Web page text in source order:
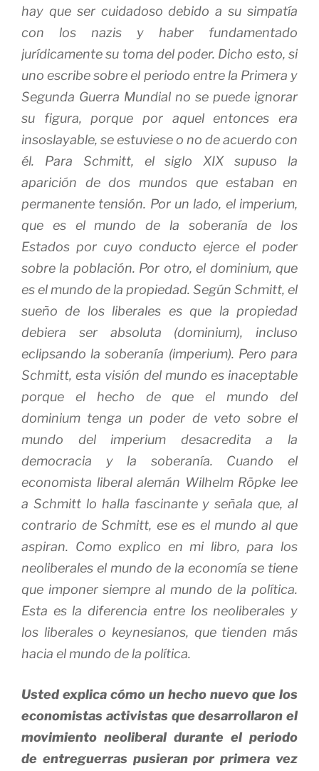
hay que ser cuidadoso debido a su simpatía
con los nazis y haber fundamentado
jurídicamente su toma del poder. Dicho esto, si
uno escribe sobre el periodo entre la Primera y
Segunda Guerra Mundial no se puede ignorar
su figura, porque por aquel entonces era
insoslayable, se estuviese o no de acuerdo con
él. Para Schmitt, el siglo XIX supuso la
aparición de dos mundos que estaban en
permanente tensión. Por un lado, el imperium,
que es el mundo de la soberanía de los
Estados por cuyo conducto ejerce el poder
sobre la población. Por otro, el dominium, que
es el mundo de la propiedad. Según Schmitt, el
sueño de los liberales es que la propiedad
debiera ser absoluta (dominium), incluso
eclipsando la soberanía (imperium). Pero para
Schmitt, esta visión del mundo es inaceptable
porque el hecho de que el mundo del
dominium tenga un poder de veto sobre el
mundo del imperium desacredita a la
democracia y la soberanía. Cuando el
economista liberal alemán Wilhelm Röpke lee
a Schmitt lo halla fascinante y señala que, al
contrario de Schmitt, ese es el mundo al que
aspiran. Como explico en mi libro, para los
neoliberales el mundo de la economía se tiene
que imponer siempre al mundo de la política.
Esta es la diferencia entre los neoliberales y
los liberales o keynesianos, que tienden más
hacia el mundo de la política.
Usted explica cómo un hecho nuevo que los
economistas activistas que desarrollaron el
movimiento neoliberal durante el periodo
de entreguerras pusieran por primera vez